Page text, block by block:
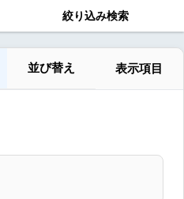
絞り込み検索
並び替え 表示項目